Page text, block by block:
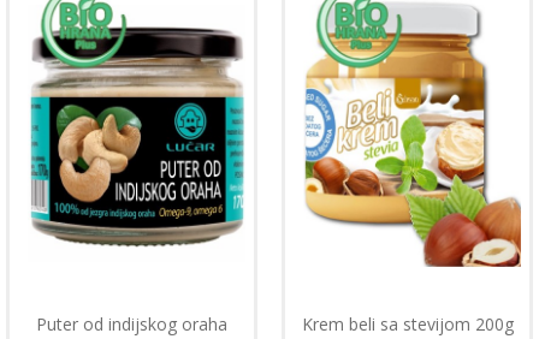
Puter od indijskog oraha Krem beli sa stevijom 200g